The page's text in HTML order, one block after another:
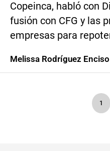
Copeinca, habló con
fusión con CFG y las
empresas para
Melissa Rodríguez Enciso
1